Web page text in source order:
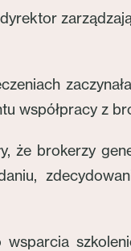
współpracy z
że brokerzy